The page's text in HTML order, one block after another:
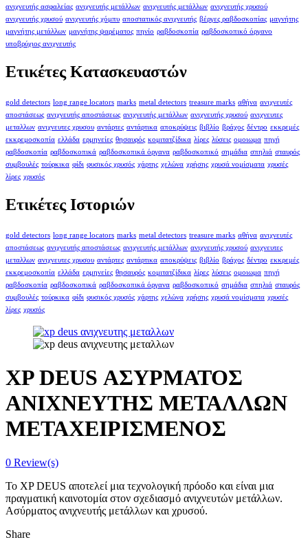
ανιχνευτής ασφαλείας ανιχνευτής μετάλλων ανιχνευτής μετάλλων ανιχνευτής χρυσού
ανιχνευτής χρυσού ανιχνευτής χόμπυ αποστατικός ανιχνευτής βέργες ραβδοσκοπίας μαγνήτης
μαγνήτης μετάλλων μαγνήτης ψαρέματος πηνίο ραβδοσκοπία ραβδοσκοπικό όργανο
υποβρύχιος ανιχνευτής
Ετικέτες Κατασκευαστών
gold detectors long range locators marks metal detectors treasure marks αθήνα ανιχνευτές
αποστάσεως ανιχνευτής αποστάσεως ανιχνευτής μετάλλων ανιχνευτής χρυσού ανιχνευτες
μεταλλων ανιχνευτες χρυσου αντάρτες αντάρτικα αποκρύψεις βιβλίο βράχος δέντρο εκκρεμές
εκκρεμοσκοπία ελλάδα ερμηνείες θησαυρός κομιτατζίδικα λίρες λύσεις ομοιωμα πηγή
ραβδοσκοπία ραβδοσκοπικά ραβδοσκοπικά όργανα ραβδοσκοπικό σημάδια σπηλιά σταυρός
συμβουλές τούρκικα φίδι φυσικός χρυσός χάρτης χελώνα χρήσης χρυσά νομίσματα χρυσές
λίρες χρυσός
Ετικέτες Ιστοριών
gold detectors long range locators marks metal detectors treasure marks αθήνα ανιχνευτές
αποστάσεως ανιχνευτής αποστάσεως ανιχνευτής μετάλλων ανιχνευτής χρυσού ανιχνευτες
μεταλλων ανιχνευτες χρυσου αντάρτες αντάρτικα αποκρύψεις βιβλίο βράχος δέντρο εκκρεμές
εκκρεμοσκοπία ελλάδα ερμηνείες θησαυρός κομιτατζίδικα λίρες λύσεις ομοιωμα πηγή
ραβδοσκοπία ραβδοσκοπικά ραβδοσκοπικά όργανα ραβδοσκοπικό σημάδια σπηλιά σταυρός
συμβουλές τούρκικα φίδι φυσικός χρυσός χάρτης χελώνα χρήσης χρυσά νομίσματα χρυσές
λίρες χρυσός
XP DEUS ΑΣΥΡΜΑΤΟΣ
ΑΝΙΧΝΕΥΤΗΣ ΜΕΤΑΛΛΩΝ
ΜΕΤΑΧΕΙΡΙΣΜΕΝΟΣ
0 Review(s)
Το XP DEUS αποτελεί μια τεχνολογική πρόοδο και είναι μια
πραγματική καινοτομία στον σχεδιασμό ανιχνευτών μετάλλων.
Ασύρματος ανιχνευτής μετάλλων και χρυσού.
Share